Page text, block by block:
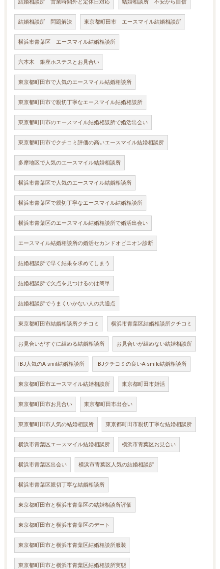
結婚相談所 営業時間外と定休日対応 結婚相談所 不安から自信
結婚相談所 問題解決 東京都町田市 エースマイル結婚相談所
横浜市青葉区 エースマイル結婚相談所
六本木 銀座ホステスとお見合い
東京都町田市で人気のエースマイル結婚相談所
東京都町田市で親切丁寧なエースマイル結婚相談所
東京都町田市のエースマイル結婚相談所で婚活出会い
東京都町田市でクチコミ評価の高いエースマイル結婚相談所
多摩地区で人気のエースマイル結婚相談所
横浜市青葉区で人気のエースマイル結婚相談所
横浜市青葉区で親切丁寧なエースマイル結婚相談所
横浜市青葉区のエースマイル結婚相談所で婚活出会い
エースマイル結婚相談所の婚活セカンドオピニオン診断
結婚相談所で早く結果を求めてしまう
結婚相談所で欠点を見つけるのは簡単
結婚相談所でうまくいかない人の共通点
東京都町田市結婚相談所クチコミ 横浜市青葉区結婚相談所クチコミ
お見合いがすぐに組める結婚相談所 お見合いが組めない結婚相談所
IBJ人気のA-smil結婚相談所 IBJクチコミの良いA-smile結婚相談所
東京都町田市エースマイル結婚相談所 東京都町田市婚活
東京都町田市お見合い 東京都町田市出会い
東京都町田市人気の結婚相談所 東京都町田市親切丁寧な結婚相談所
横浜市青葉区エースマイル結婚相談所 横浜市青葉区お見合い
横浜市青葉区出会い 横浜市青葉区人気の結婚相談所
横浜市青葉区親切丁寧な結婚相談所
東京都町田市と横浜市青葉区の結婚相談所評価
東京都町田市と横浜市青葉区のデート
東京都町田市と横浜市青葉区結婚相談所服装
東京都町田市と横浜市青葉区結婚相談所実態